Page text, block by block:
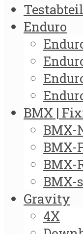
Enduro
BMX |
BMX-
BMX-
BMX-
BMX-
Gravity
4X